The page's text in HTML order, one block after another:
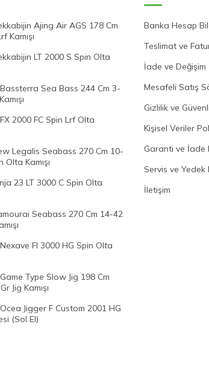
Ajing Air AGS 178 Cm
Kamışı
LT 2000 S Spin Olta
Sea Bass 244 Cm 3-
2000 FC Spin Lrf Olta
Legalis Seabass 270 Cm 10-
Olta Kamışı
23 LT 3000 C Spin Olta
Seabass 270 Cm 14-42
FI 3000 HG Spin Olta
Type Slow Jig 198 Cm
Jig Kamışı
Jigger F Custom 2001 HG
(Sol El)
Banka Hesap
Teslimat ve
İade ve Değişim
Mesafeli Satış
Gizlilik ve
Kişisel Veriler
Garanti ve İade
Servis ve Yedek
İletişim